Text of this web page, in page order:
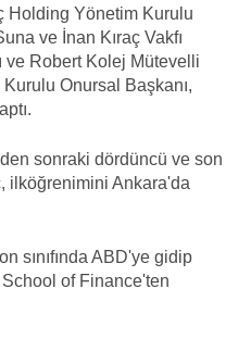
Holding Yönetim Kurulu
ve İnan Kıraç Vakfı
ve Robert Kolej Mütevelli
Onursal Başkanı,
sonraki dördüncü ve son
ilköğrenimini Ankara'da
sınıfında ABD'ye gidip
of Finance'ten